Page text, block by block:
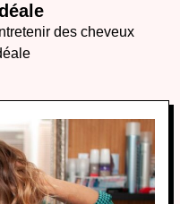
des cheveux